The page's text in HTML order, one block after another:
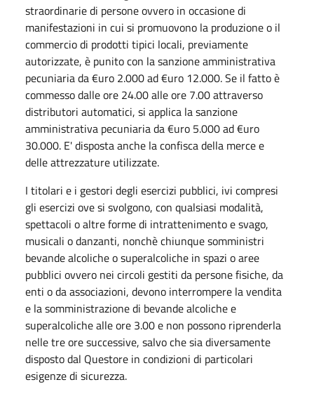
straordinarie di persone ovvero in occasione di
manifestazioni in cui si promuovono la produzione o il
commercio di prodotti tipici locali, previamente
autorizzate, è punito con la sanzione amministrativa
pecuniaria da €uro 2.000 ad €uro 12.000. Se il fatto è
commesso dalle ore 24.00 alle ore 7.00 attraverso
distributori automatici, si applica la sanzione
amministrativa pecuniaria da €uro 5.000 ad €uro
30.000. E' disposta anche la confisca della merce e
delle attrezzature utilizzate.
I titolari e i gestori degli esercizi pubblici, ivi compresi
gli esercizi ove si svolgono, con qualsiasi modalità,
spettacoli o altre forme di intrattenimento e svago,
musicali o danzanti, nonchè chiunque somministri
bevande alcoliche o superalcoliche in spazi o aree
pubblici ovvero nei circoli gestiti da persone fisiche, da
enti o da associazioni, devono interrompere la vendita
e la somministrazione di bevande alcoliche e
superalcoliche alle ore 3.00 e non possono riprenderla
nelle tre ore successive, salvo che sia diversamente
disposto dal Questore in condizioni di particolari
esigenze di sicurezza.